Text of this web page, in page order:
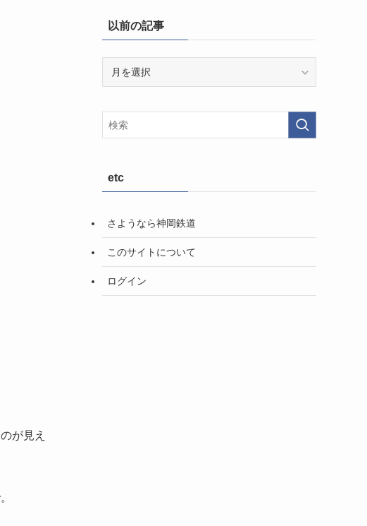
が見え
以前の記事
記
事
etc
さようなら神岡鉄道
このサイトについて
ログイン